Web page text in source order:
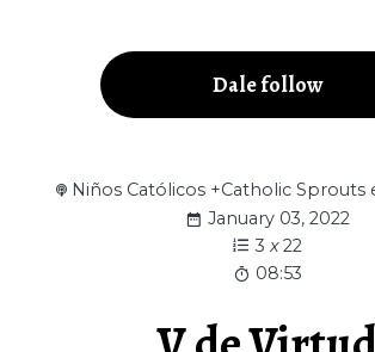
Dale follow
Niños Católicos +Catholic Sprouts
January 03, 2022
3 x22
08:53